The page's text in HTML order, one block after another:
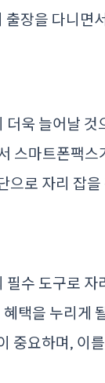
장을 다니면
욱 늘어날
스마트폰팩
으로 자리 잡
수 도구로
택을 누리게
중요하며, 이